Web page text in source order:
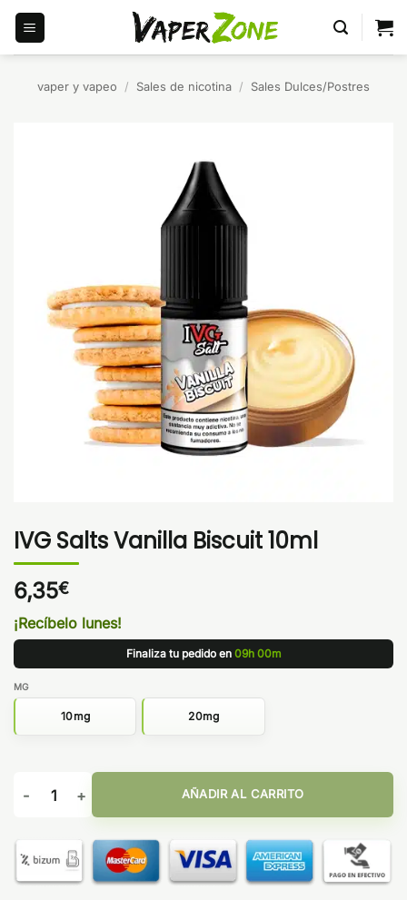
Saltar
contenido
vaper y vapeo / Sales de nicotina / Sales Dulces/Postres
IVG Salts Vanilla Biscuit 10ml
6,35€
¡Recíbelo lunes!
Finaliza tu pedido en 09h 00m
MG
10mg 20mg
IVG Salts Vanilla Biscuit 10ml cantidad
AÑADIR AL CARRITO